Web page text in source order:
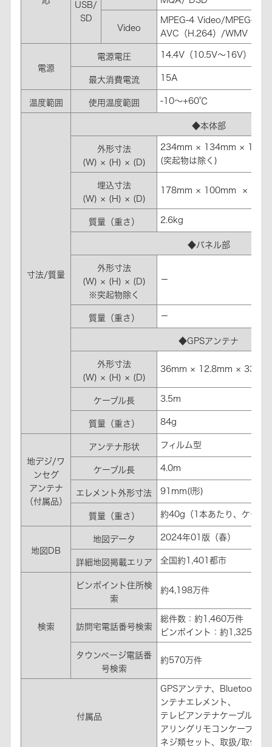
USB/
SD
Video
MPEG-4 Video/MPEG-4
AVC（H.264）/WMV
電源
電源電圧 14.4V（10.5V～16V）
最大消費電流 15A
温度範囲 使用温度範囲 -10～+60℃
寸法/質量
◆本体部
外形寸法
(W) × (H) × (D)
234mm × 134mm ×
(突起物は除く)
埋込寸法
(W) × (H) × (D)
178mm × 100mm ×
質量（重さ） 2.6kg
◆パネル部
外形寸法
(W) × (H) × (D)
※突起物除く
－
質量（重さ） －
◆GPSアンテナ
外形寸法
(W) × (H) × (D)
36mm × 12.8mm × 33mm
ケーブル長 3.5m
質量（重さ） 84g
地デジ/ワ
ンセグ
アンテナ
（付属品）
アンテナ形状 フィルム型
ケーブル長 4.0m
エレメント外形寸法 91mm(I形)
質量（重さ） 約40g（1本あたり、ケーブ
地図DB
地図データ 2024年01版（春）
詳細地図掲載エリア 全国約1,401都市
検索
ピンポイント住所検
索
約4,198万件
訪問宅電話番号検索
総件数：約1,460万件
ピンポイント：約1,325万件
タウンページ電話番
号検索
約570万件
付属品
GPSアンテナ、Bluetooth
ンテナエレメント、
テレビアンテナケーブル、
アリングリモコンケーブル
ネジ類セット、取扱/取付説